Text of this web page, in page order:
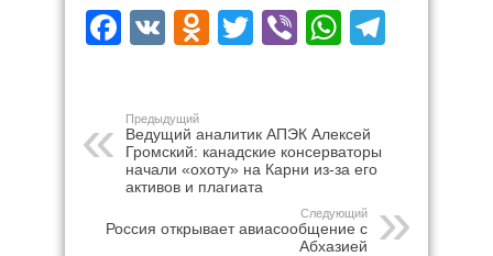
Facebook
VK Odnoklassniki
Twitter
Viber
Предыдущий
Ведущий аналитик АПЭК Алексей
Громский: канадские консерваторы
начали «охоту» на Карни из-за его
активов и плагиата
Следующий
Россия открывает авиасообщение с
Абхазией